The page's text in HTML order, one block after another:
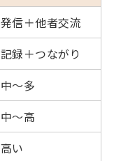
発信＋他者交流
記録＋つながり
中〜多
中〜高
高い